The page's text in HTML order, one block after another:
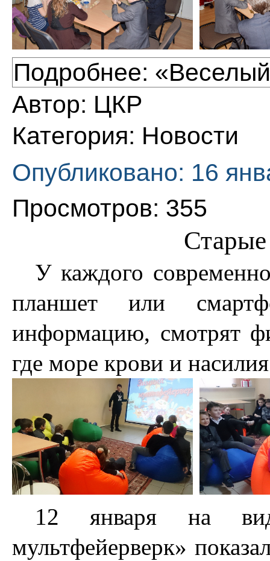
Подробнее:
Автор: ЦКР
Категория: Новости
Опубликовано: 16
Просмотров: 355
У каждого
планшет или
информацию, смотрят
где море крови и
12 января на
мультфейерверк»